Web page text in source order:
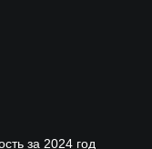
за 2024 год